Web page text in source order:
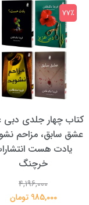
کتاب چهار جلدی دبی
عشق سابق، مزاحم
یادت هست
خرچنگ
4,196,000
985,000 تومان
77٪